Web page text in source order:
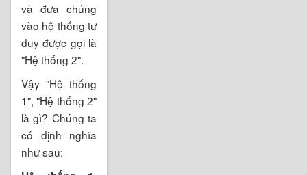
và đưa chúng
vào hệ thống tư
duy được gọi là
"Hệ thống 2".
Vậy "Hệ thống
1", "Hệ thống 2"
là gì? Chúng ta
có định nghĩa
như sau: